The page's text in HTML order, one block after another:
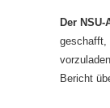
Der
geschafft,
Bericht